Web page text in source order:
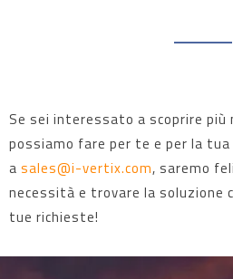
Se sei interessato a scoprire più
possiamo fare per te e per la tua
a sales@i-vertix.com, saremo
necessità e trovare la soluzione
tue richieste!